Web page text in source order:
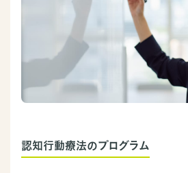
認知行動療法のプログラム